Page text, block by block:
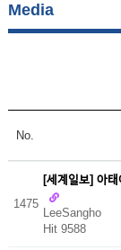
Media
No.
1475
[세계일보] 아태
LeeSangho
Hit